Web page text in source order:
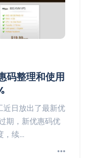
码整理和使用
近日放出了最新优
期，新优惠码优
，续…